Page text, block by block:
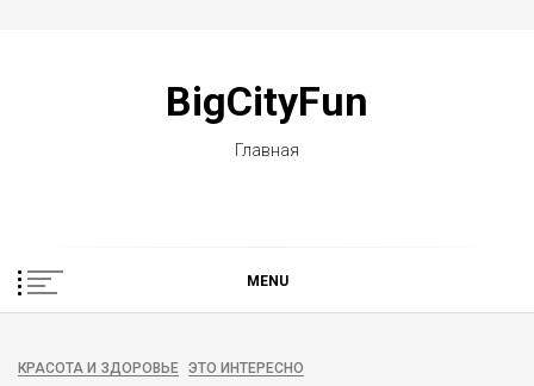
BigCityFun
Главная
MENU
КРАСОТА И ЗДОРОВЬЕ ЭТО ИНТЕРЕСНО